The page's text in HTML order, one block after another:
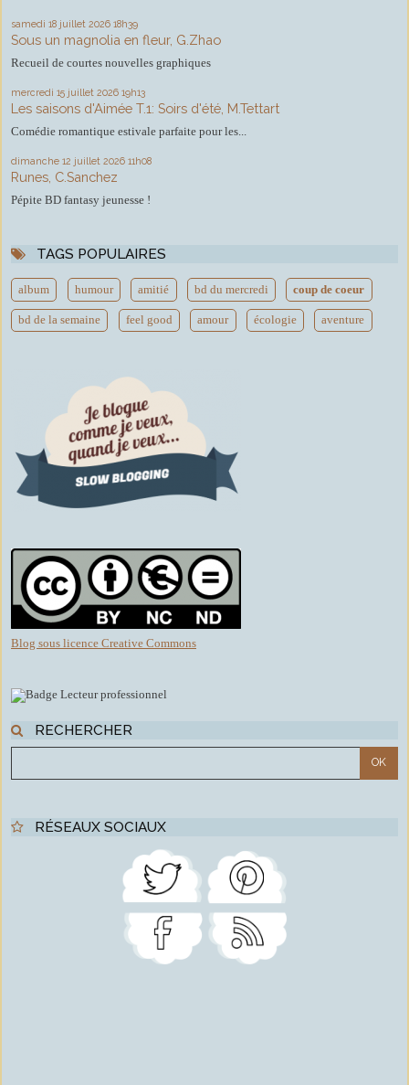
samedi 18 juillet 2026 18h39
Sous un magnolia en fleur, G.Zhao
Recueil de courtes nouvelles graphiques
mercredi 15 juillet 2026 19h13
Les saisons d'Aimée T.1: Soirs d'été, M.Tettart
Comédie romantique estivale parfaite pour les...
dimanche 12 juillet 2026 11h08
Runes, C.Sanchez
Pépite BD fantasy jeunesse !
TAGS POPULAIRES
album humour amitié bd du mercredi coup de coeur
bd de la semaine feel good amour écologie aventure
Blog sous licence Creative Commons
RECHERCHER
RÉSEAUX SOCIAUX